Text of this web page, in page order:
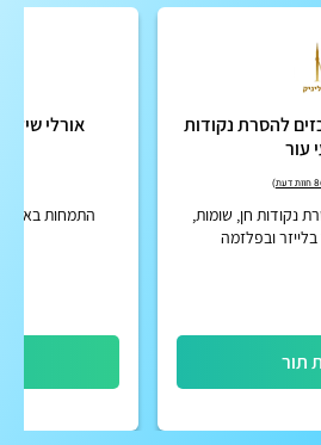
להסרת נקודות
עור
דעת )
נקודות חן, שומות,
בלייזר ובפלזמה
תור
אורלי
התמחות באקנה,